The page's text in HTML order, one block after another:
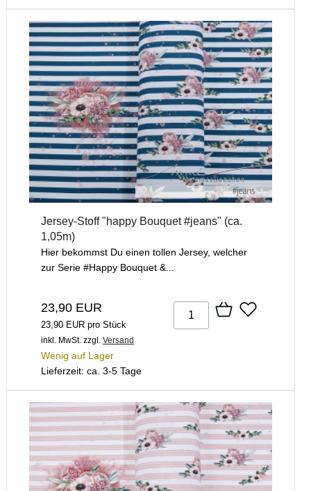
Jersey-Stoff "happy Bouquet #jeans" (ca.
1,05m)
Hier bekommst Du einen tollen Jersey, welcher
zur Serie #Happy Bouquet &...
23,90 EUR
23,90 EUR pro Stück
inkl. MwSt. zzgl. Versand
Wenig auf Lager
Lieferzeit: ca. 3-5 Tage